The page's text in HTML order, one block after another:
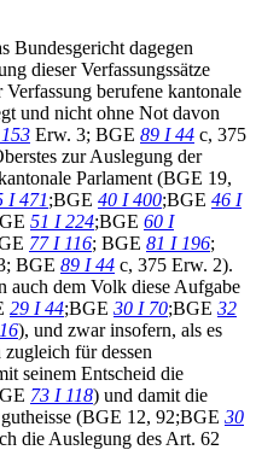
Bundesgericht dagegen
dieser Verfassungssätze
berufene kantonale
und nicht ohne Not davon
Erw. 3; BGE 89 I 44 c, 375
zur Auslegung der
Parlament (BGE 19,
I 471;BGE 40 I 400;BGE 46 I
51 I 224;BGE 60 I
77 I 116; BGE 81 I 196;
BGE 89 I 44 c, 375 Erw. 2).
auch dem Volk diese Aufgabe
29 I 44;BGE 30 I 70;BGE 32
), und zwar insofern, als es
für dessen
seinem Entscheid die
73 I 118) und damit die
(BGE 12, 92;BGE 30
die Auslegung des Art. 62